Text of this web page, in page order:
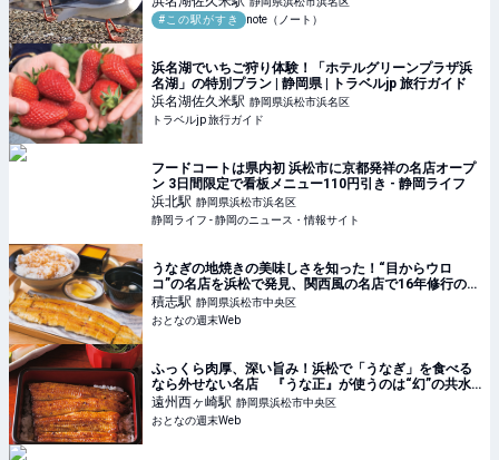
#この駅がすき
note（ノート）
浜名湖でいちご狩り体験！「ホテルグリーンプラザ浜
名湖」の特別プラン | 静岡県 | トラベルjp 旅行ガイド
浜名湖佐久米駅 静岡県浜松市浜名区
トラベルjp 旅行ガイド
フードコートは県内初 浜松市に京都発祥の名店オープ
ン 3日間限定で看板メニュー110円引き - 静岡ライフ
浜北駅 静岡県浜松市浜名区
静岡ライフ - 静岡のニュース・情報サイト
うなぎの地焼きの美味しさを知った！“目からウロ
コ”の名店を浜松で発見、関西風の名店で16年修行の店
主が生み出すうなぎの逸品 - おとなの週末Web
積志駅 静岡県浜松市中央区
おとなの週末Web
ふっくら肉厚、深い旨み！浜松で「うなぎ」を食べる
なら外せない名店 『うな正』が使うのは“幻”の共水
うなぎ - おとなの週末Web
遠州西ヶ崎駅 静岡県浜松市中央区
おとなの週末Web